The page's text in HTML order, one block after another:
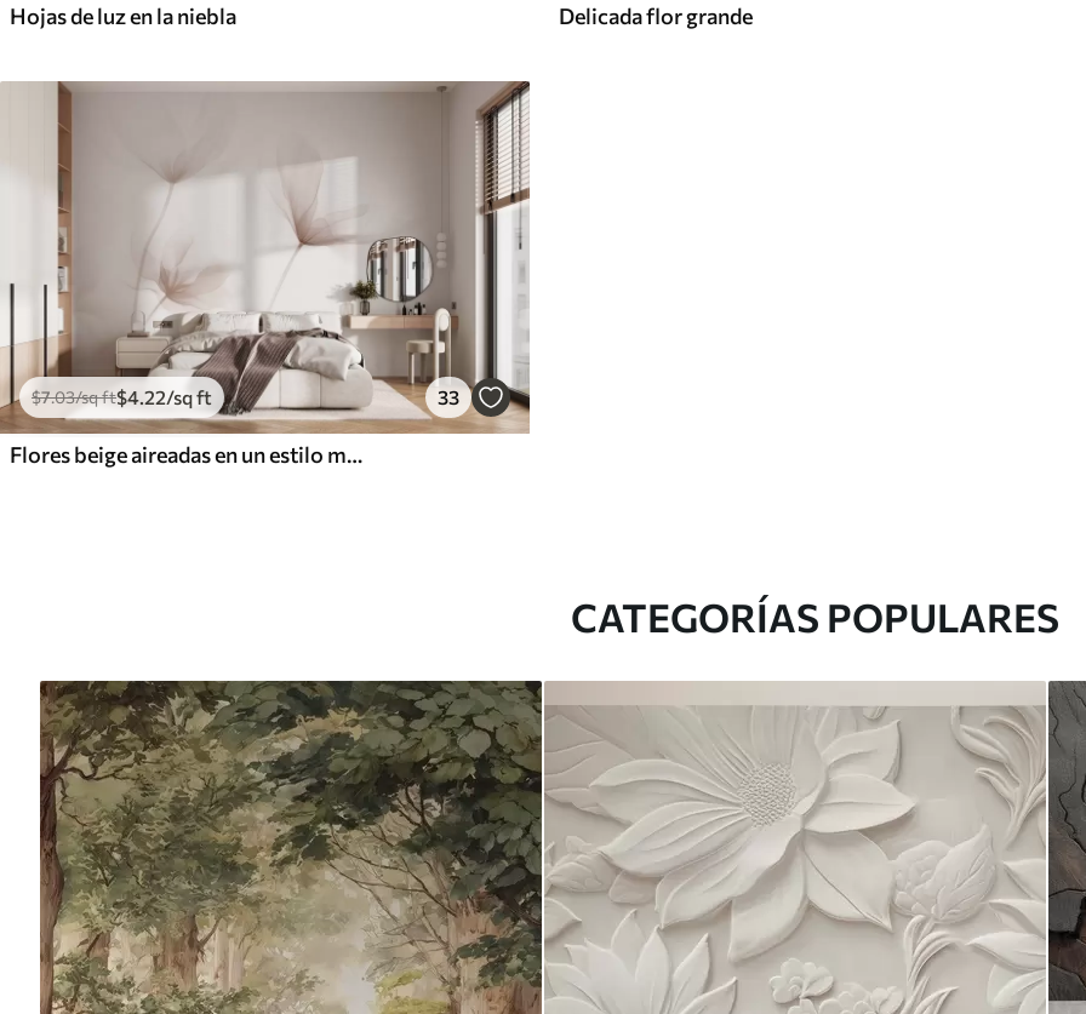
Hojas de luz en la niebla Delicada flor grande
$7.03/sq ft$4.22/sq ft 33
Flores beige aireadas en un estilo minimalista y ligero.
CATEGORÍAS POPULARES